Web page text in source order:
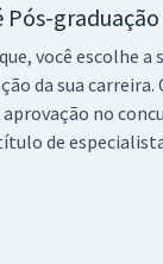
graduação
você escolhe a
da sua
no
de